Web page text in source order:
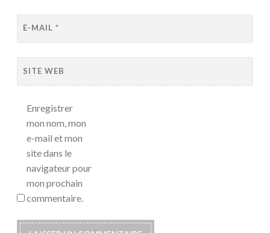
E-MAIL *
SITE WEB
Enregistrer
mon nom, mon
e-mail et mon
site dans le
navigateur pour
mon prochain
commentaire.